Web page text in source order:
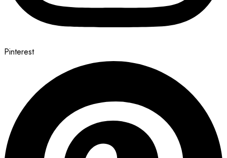
Pinterest